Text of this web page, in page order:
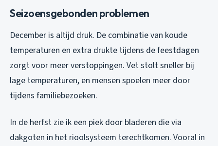
Seizoensgebonden problemen
December is altijd druk. De combinatie van koude
temperaturen en extra drukte tijdens de feestdagen
zorgt voor meer verstoppingen. Vet stolt sneller bij
lage temperaturen, en mensen spoelen meer door
tijdens familiebezoeken.
In de herfst zie ik een piek door bladeren die via
dakgoten in het rioolsysteem terechtkomen. Vooral in